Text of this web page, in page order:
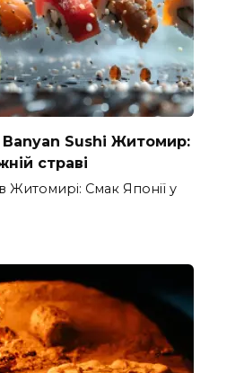
Banyan Sushi Житомир:
страві
Житомирі: Смак Японії у